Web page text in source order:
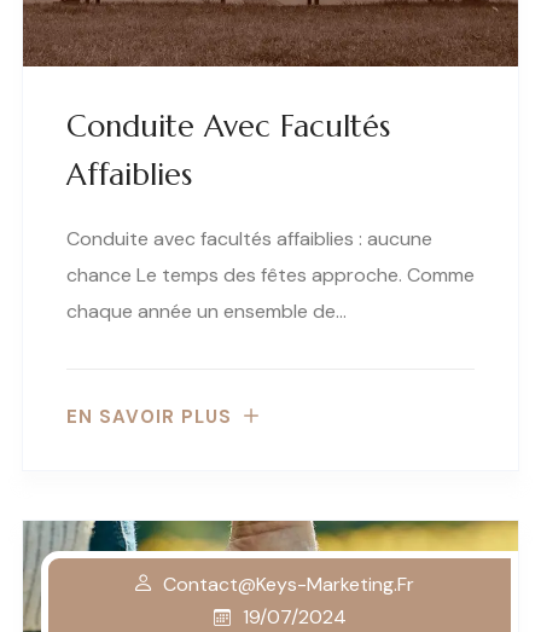
Conduite Avec Facultés
Affaiblies
Conduite avec facultés affaiblies : aucune
chance Le temps des fêtes approche. Comme
chaque année un ensemble de…
EN SAVOIR PLUS
Contact@keys-Marketing.fr
19/07/2024